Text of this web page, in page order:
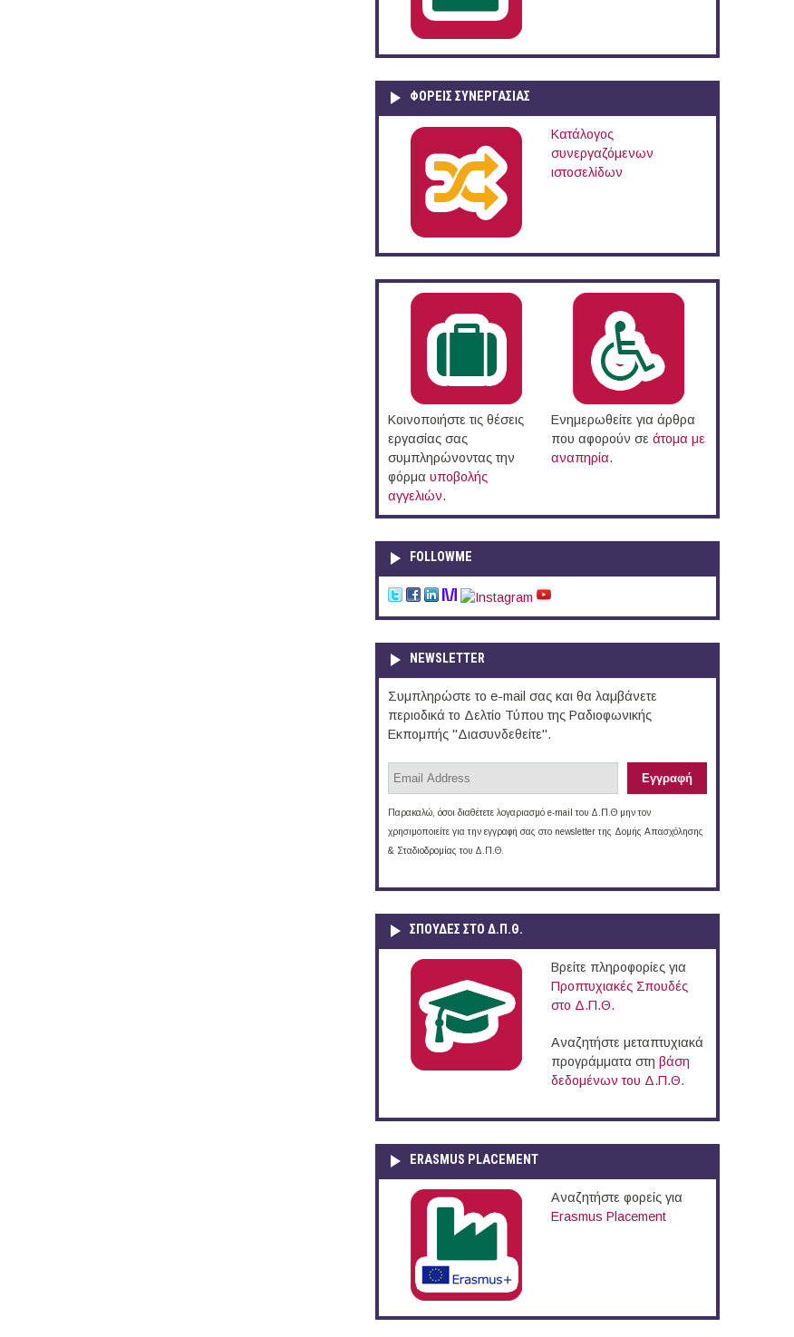
ΦΟΡΕΙΣ ΣΥΝΕΡΓΑΣΙΑΣ
Κατάλογος
συνεργαζόμενων
ιστοσελίδων
Κοινοποιήστε τις θέσεις
εργασίας σας
συμπληρώνοντας την
φόρμα υποβολής
αγγελιών.
Ενημερωθείτε για άρθρα
που αφορούν σε άτομα με
αναπηρία.
FOLLOWME
NEWSLETTER
Συμπληρώστε το e-mail σας και θα λαμβάνετε
περιοδικά το Δελτίο Τύπου της Ραδιοφωνικής
Εκπομπής "Διασυνδεθείτε".
Παρακαλώ, όσοι διαθέτετε λογαριασμό e-mail του Δ.Π.Θ μην τον
χρησιμοποιείτε για την εγγραφή σας στο newsletter της Δομής Απασχόλησης
& Σταδιοδρομίας του Δ.Π.Θ.
ΣΠΟΥΔΈΣ ΣΤΟ Δ.Π.Θ.
Βρείτε πληροφορίες για
Προπτυχιακές Σπουδές
στο Δ.Π.Θ.
Αναζητήστε μεταπτυχιακά
προγράμματα στη βάση
δεδομένων του Δ.Π.Θ.
ERASMUS PLACEMENT
Αναζητήστε φορείς για
Erasmus Placement